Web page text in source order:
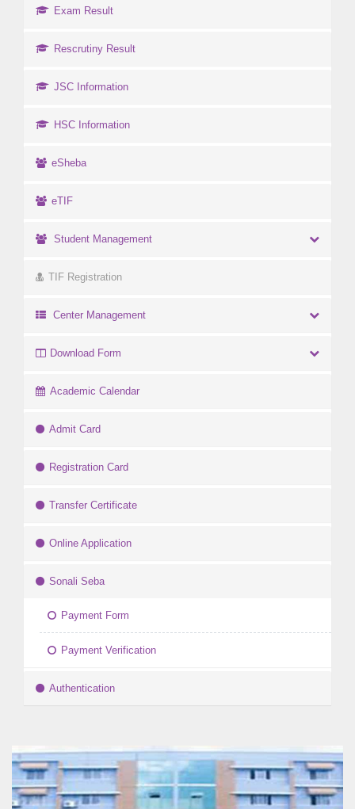
Exam Result
Rescrutiny Result
JSC Information
HSC Information
eSheba
eTIF
Student Management
TIF Registration
Center Management
Download Form
Academic Calendar
Admit Card
Registration Card
Transfer Certificate
Online Application
Sonali Seba
Payment Form
Payment Verification
Authentication